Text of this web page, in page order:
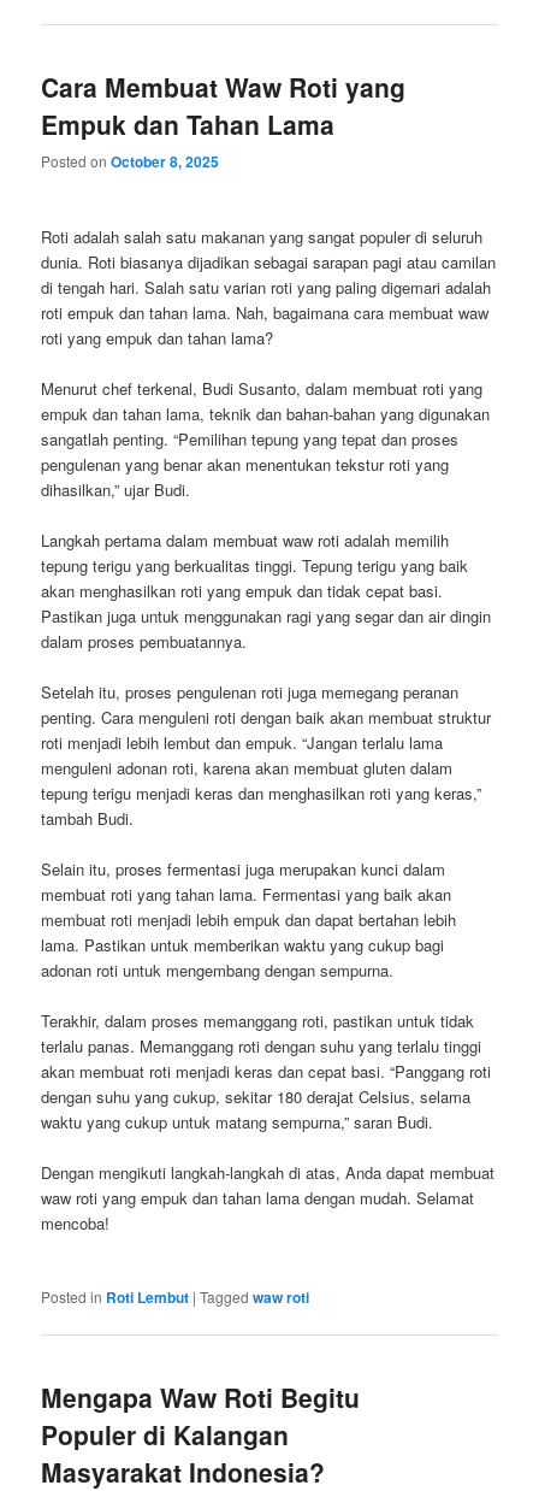
Cara Membuat Waw Roti yang
Empuk dan Tahan Lama
Posted onOctober 8, 2025
Roti adalah salah satu makanan yang sangat populer di seluruh
dunia. Roti biasanya dijadikan sebagai sarapan pagi atau camilan
di tengah hari. Salah satu varian roti yang paling digemari adalah
roti empuk dan tahan lama. Nah, bagaimana cara membuat waw
roti yang empuk dan tahan lama?
Menurut chef terkenal, Budi Susanto, dalam membuat roti yang
empuk dan tahan lama, teknik dan bahan-bahan yang digunakan
sangatlah penting. “Pemilihan tepung yang tepat dan proses
pengulenan yang benar akan menentukan tekstur roti yang
dihasilkan,” ujar Budi.
Langkah pertama dalam membuat waw roti adalah memilih
tepung terigu yang berkualitas tinggi. Tepung terigu yang baik
akan menghasilkan roti yang empuk dan tidak cepat basi.
Pastikan juga untuk menggunakan ragi yang segar dan air dingin
dalam proses pembuatannya.
Setelah itu, proses pengulenan roti juga memegang peranan
penting. Cara menguleni roti dengan baik akan membuat struktur
roti menjadi lebih lembut dan empuk. “Jangan terlalu lama
menguleni adonan roti, karena akan membuat gluten dalam
tepung terigu menjadi keras dan menghasilkan roti yang keras,”
tambah Budi.
Selain itu, proses fermentasi juga merupakan kunci dalam
membuat roti yang tahan lama. Fermentasi yang baik akan
membuat roti menjadi lebih empuk dan dapat bertahan lebih
lama. Pastikan untuk memberikan waktu yang cukup bagi
adonan roti untuk mengembang dengan sempurna.
Terakhir, dalam proses memanggang roti, pastikan untuk tidak
terlalu panas. Memanggang roti dengan suhu yang terlalu tinggi
akan membuat roti menjadi keras dan cepat basi. “Panggang roti
dengan suhu yang cukup, sekitar 180 derajat Celsius, selama
waktu yang cukup untuk matang sempurna,” saran Budi.
Dengan mengikuti langkah-langkah di atas, Anda dapat membuat
waw roti yang empuk dan tahan lama dengan mudah. Selamat
mencoba!
Posted in Roti Lembut |Tagged waw roti
Mengapa Waw Roti Begitu
Populer di Kalangan
Masyarakat Indonesia?